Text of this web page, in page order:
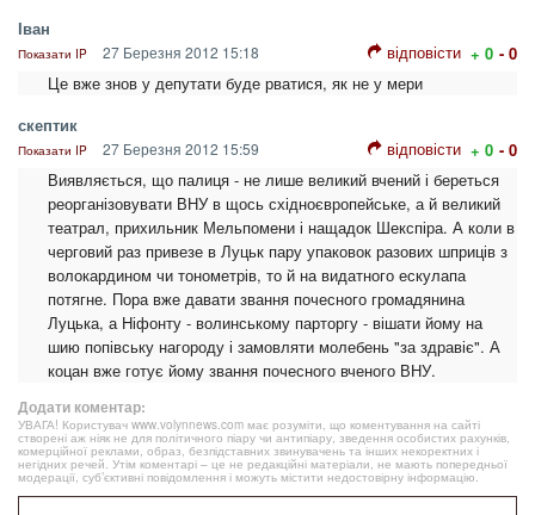
Іван
Показати IP 27 Березня 2012 15:18 відповісти + 0 - 0
Це вже знов у депутати буде рватися, як не у мери
скептик
Показати IP 27 Березня 2012 15:59 відповісти + 0 - 0
Виявляється, що палиця - не лише великий вчений і береться
реорганізовувати ВНУ в щось східноєвропейське, а й великий
театрал, прихильник Мельпомени і нащадок Шекспіра. А коли в
черговий раз привезе в Луцьк пару упаковок разових шприців з
волокардином чи тонометрів, то й на видатного ескулапа
потягне. Пора вже давати звання почесного громадянина
Луцька, а Ніфонту - волинському парторгу - вішати йому на
шию попівську нагороду і замовляти молебень "за здравіє". А
коцан вже готує йому звання почесного вченого ВНУ.
Додати коментар:
УВАГА! Користувач www.volynnews.com має розуміти, що коментування на сайті
створені аж ніяк не для політичного піару чи антипіару, зведення особистих рахунків,
комерційної реклами, образ, безпідставних звинувачень та інших некоректних і
негідних речей. Утім коментарі – це не редакційні матеріали, не мають попередньої
модерації, суб’єктивні повідомлення і можуть містити недостовірну інформацію.